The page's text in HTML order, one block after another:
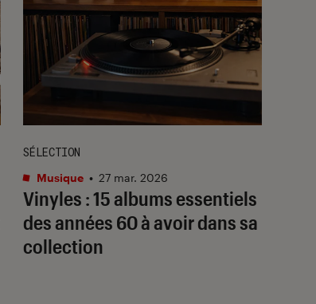
Vinyles : 15 albums essentiels
des années 60 à avoir dans sa
collection
SÉLECTION
Musique • 27 mar. 2026